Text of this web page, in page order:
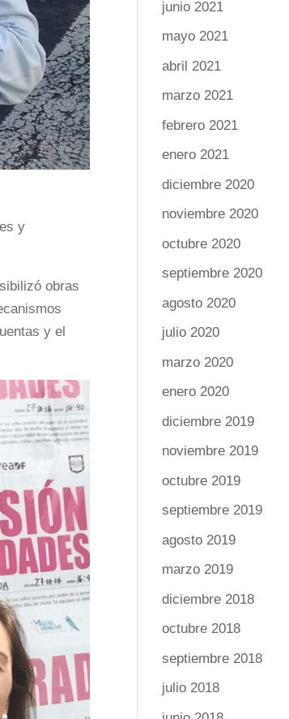
y
obras
y el
junio 2021
mayo 2021
abril 2021
marzo 2021
febrero 2021
enero 2021
diciembre 2020
noviembre 2020
octubre 2020
septiembre 2020
agosto 2020
julio 2020
marzo 2020
enero 2020
diciembre 2019
noviembre 2019
octubre 2019
septiembre 2019
agosto 2019
marzo 2019
diciembre 2018
octubre 2018
septiembre 2018
julio 2018